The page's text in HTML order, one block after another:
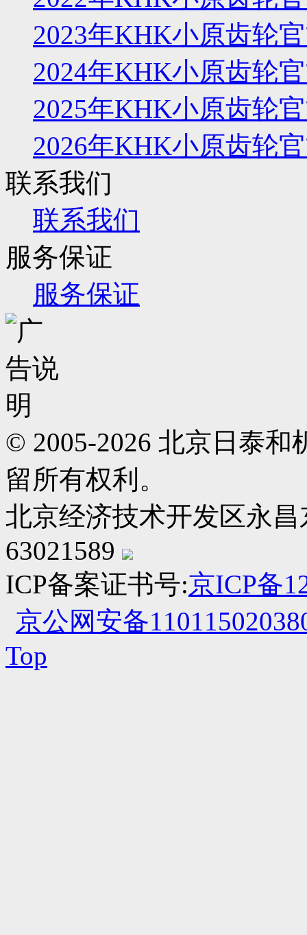
2023年KHK小原齿轮
2024年KHK小原齿轮
2025年KHK小原齿轮
2026年KHK小原齿轮
联系我们
联系我们
服务保证
服务保证
© 2005-2026 北京日泰
留所有权利。
北京经济技术开发区永
63021589
ICP备案证书号:京ICP备
京公网安备
Top